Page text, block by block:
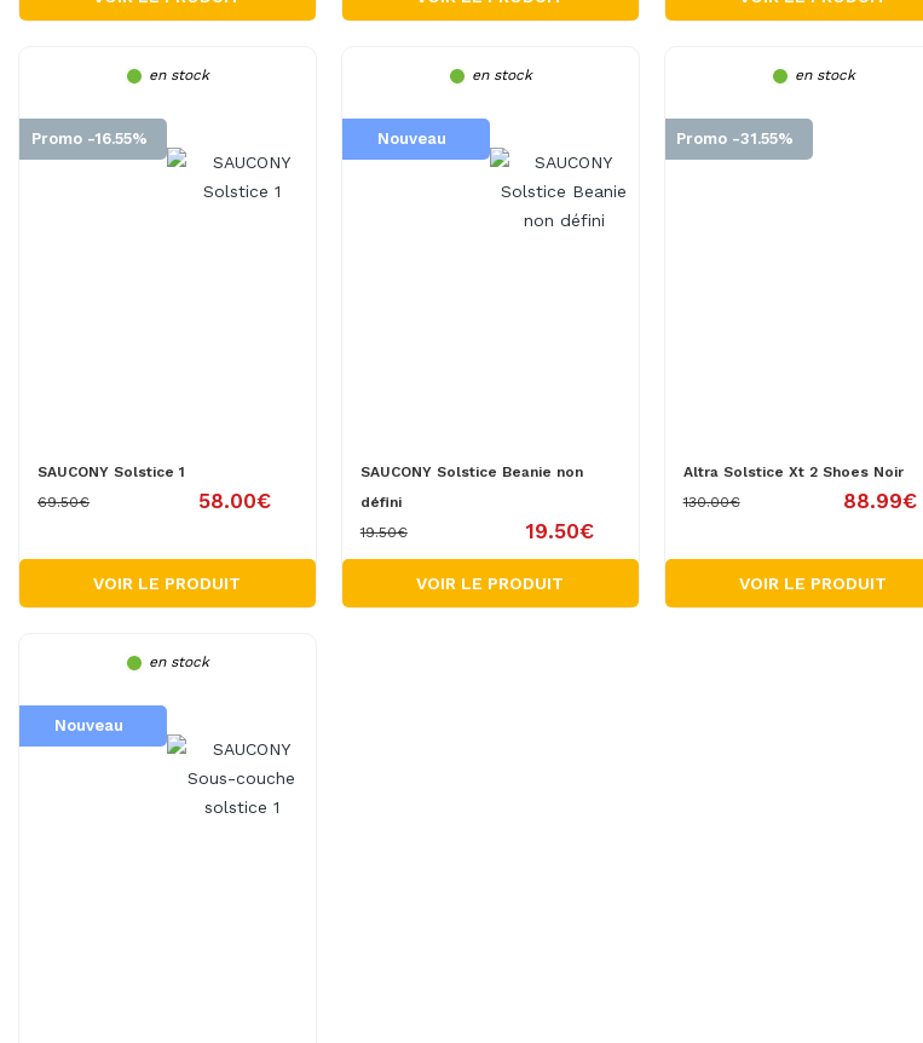
en stock
Promo -16.55%
SAUCONY Solstice 1
58.00€
69.50€
VOIR LE PRODUIT
en stock
Nouveau
SAUCONY Solstice Beanie non
défini
19.50€
19.50€
VOIR LE PRODUIT
en stock
Promo -31.55%
Altra Solstice Xt 2 Shoes Noir
88.99€
130.00€
VOIR LE PRODUIT
en stock
Nouveau